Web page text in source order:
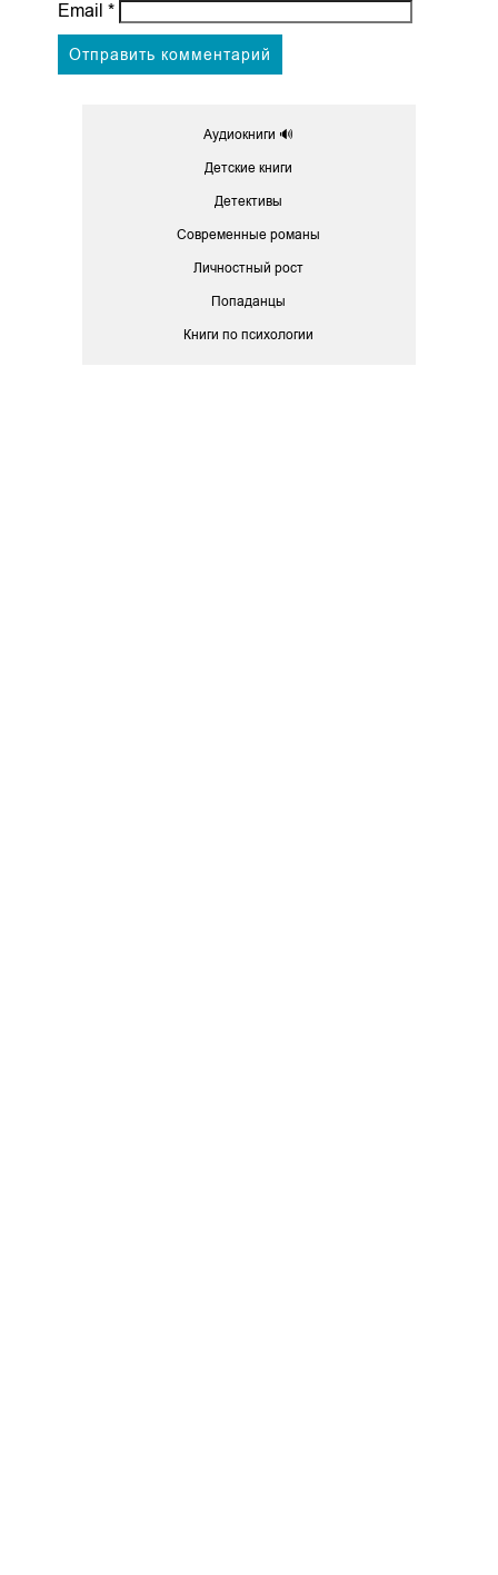
Email *
Аудиокниги 🔊
Детские книги
Детективы
Современные романы
Личностный рост
Попаданцы
Книги по психологии